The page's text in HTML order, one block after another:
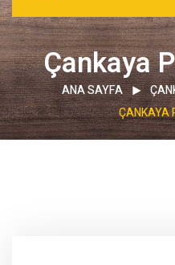
Çankaya
ANA SAYFA
ÇANKAYA